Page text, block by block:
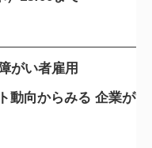
がい者雇用
動向からみる 企業が